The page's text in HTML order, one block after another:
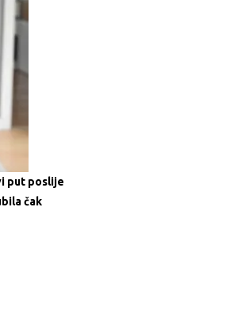
put poslije
čak